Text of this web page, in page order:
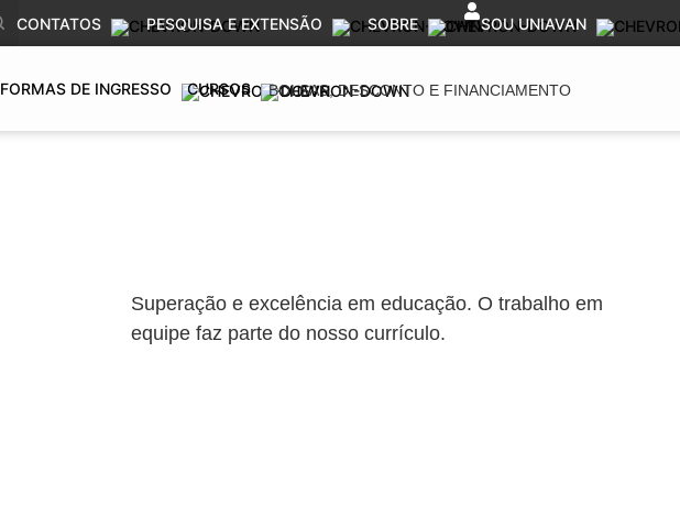
CONTATOS PESQUISA E EXTENSÃO SOBRE SOU UNIAVAN
FORMAS DE INGRESSO CURSOS BOLSAS, DESCONTO E FINANCIAMENTO
Superação e excelência em educação. O trabalho em
equipe faz parte do nosso currículo.